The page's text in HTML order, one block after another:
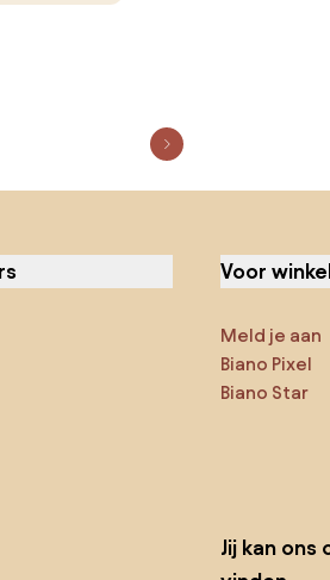
Voor
Meld je aan
Biano Pixel
Biano Star
Jij kan ons